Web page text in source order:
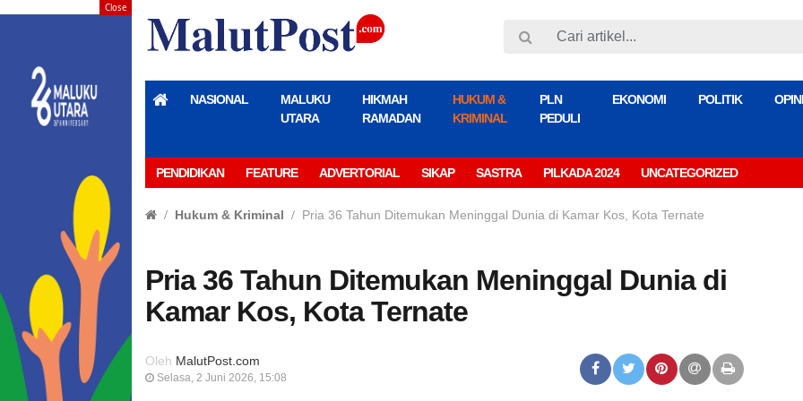
NASIONAL
MALUKU
UTARA
HIKMAH
RAMADAN
HUKUM &
KRIMINAL
PLN
PEDULI
EKONOMI POLITIK OPINI
PENDIDIKAN FEATURE ADVERTORIAL SIKAP SASTRA PILKADA 2024 UNCATEGORIZED
Close
Hukum & Kriminal Pria 36 Tahun Ditemukan Meninggal Dunia di Kamar Kos, Kota Ternate
Pria 36 Tahun Ditemukan Meninggal Dunia di
Kamar Kos, Kota Ternate
Oleh MalutPost.com
Selasa, 2 Juni 2026, 15:08